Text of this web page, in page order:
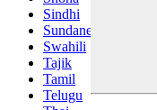
Sindhi
Sundanese
Swahili
Tajik
Tamil
Telugu